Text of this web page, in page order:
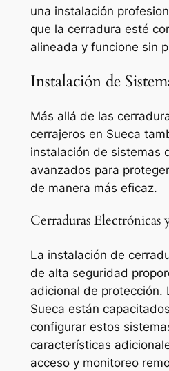
una instalación
que la cerradura esté
alineada y funcione sin
Instalación de
Más allá de las
cerrajeros en Sueca
instalación de sistemas
avanzados para
de manera más eficaz.
Cerraduras Electrónicas
La instalación de
de alta seguridad
adicional de protección.
Sueca están
configurar estos
características
acceso y monitoreo